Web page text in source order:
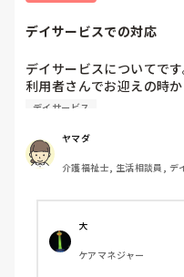
デイサービスでの対応
デイサービスについてです
利用者さんでお迎えの時
ほとんどで、ズボンまで
ことも拒否されています
用者さんにも迷惑がかか
ても、母は大丈夫の一点
このようなケースはどう
デイサービス
ヤマダ
介護福祉士, 生活相談員, デ
大
ケアマネジャー